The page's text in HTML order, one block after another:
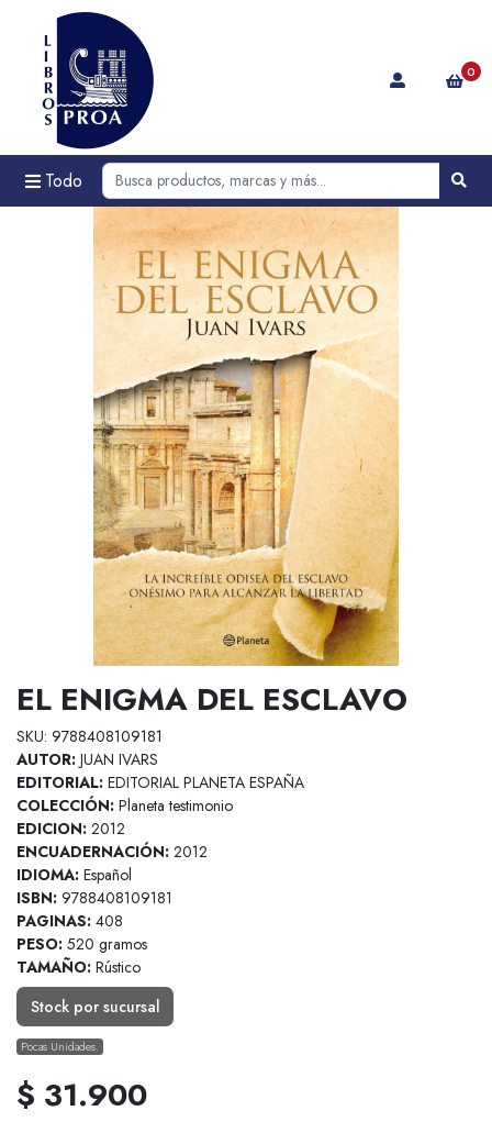
Todo
0
EL ENIGMA DEL ESCLAVO
SKU: 9788408109181
AUTOR: JUAN IVARS
EDITORIAL: EDITORIAL PLANETA ESPAÑA
COLECCIÓN: Planeta testimonio
EDICION: 2012
ENCUADERNACIÓN: 2012
IDIOMA: Español
ISBN: 9788408109181
PAGINAS: 408
PESO: 520 gramos
TAMAÑO: Rústico
Stock por sucursal
Pocas Unidades.
$ 31.900